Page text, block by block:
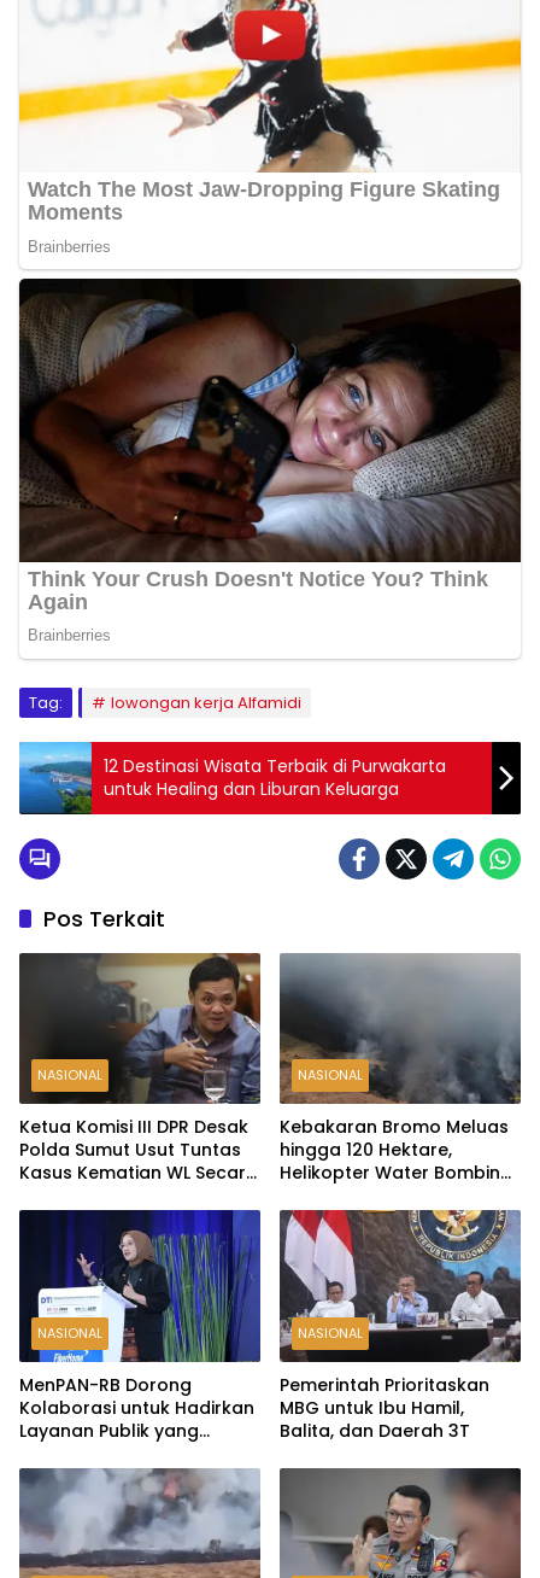
Tag: lowongan kerja Alfamidi
12 Destinasi Wisata Terbaik di Purwakarta
untuk Healing dan Liburan Keluarga
Pos Terkait
NASIONAL
Ketua Komisi III DPR Desak
Polda Sumut Usut Tuntas
Kasus Kematian WL Secara
NASIONAL
Kebakaran Bromo Meluas
hingga 120 Hektare,
Helikopter Water Bombing
NASIONAL
MenPAN-RB Dorong
Kolaborasi untuk Hadirkan
Layanan Publik yang
NASIONAL
Pemerintah Prioritaskan
MBG untuk Ibu Hamil,
Balita, dan Daerah 3T